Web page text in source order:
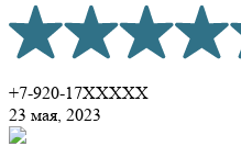
+7-920-17XXXXX
23 мая, 2023